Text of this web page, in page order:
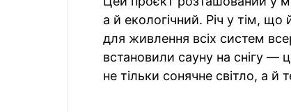
а й екологічний. Річ у тім,
для живлення всіх систем
встановили сауну на снігу —
не тільки сонячне світло, а й